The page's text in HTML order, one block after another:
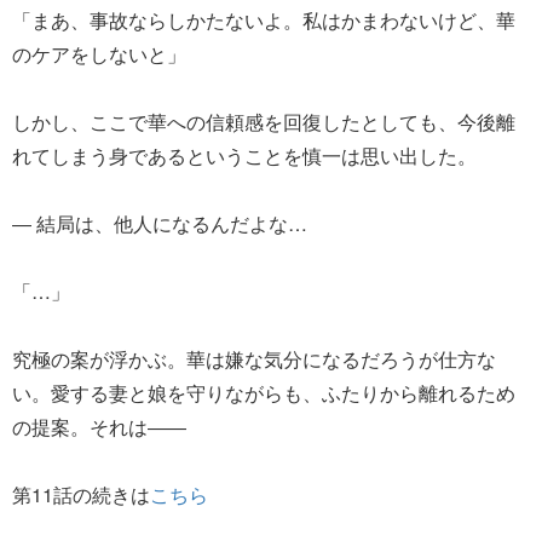
「まあ、事故ならしかたないよ。私はかまわないけど、華
のケアをしないと」
しかし、ここで華への信頼感を回復したとしても、今後離
れてしまう身であるということを慎一は思い出した。
― 結局は、他人になるんだよな…
「…」
究極の案が浮かぶ。華は嫌な気分になるだろうが仕方な
い。愛する妻と娘を守りながらも、ふたりから離れるため
の提案。それは――
第11話の続きはこちら